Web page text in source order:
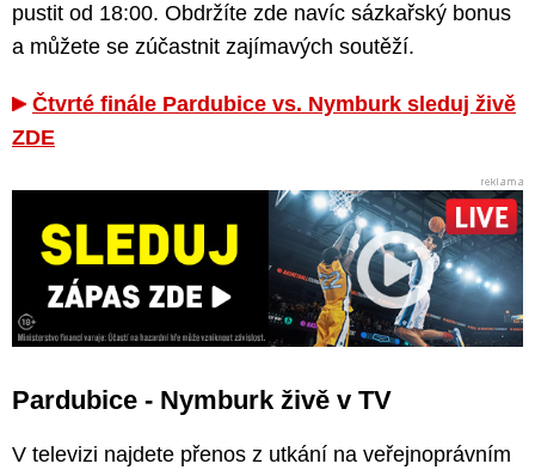
pustit od 18:00. Obdržíte zde navíc sázkařský bonus
a můžete se zúčastnit zajímavých soutěží.
Čtvrté finále Pardubice vs. Nymburk sleduj živě
ZDE
Pardubice - Nymburk živě v TV
V televizi najdete přenos z utkání na veřejnoprávním